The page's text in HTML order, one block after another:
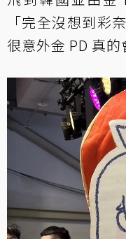
「完全沒想到彩
很意外金 PD 真的